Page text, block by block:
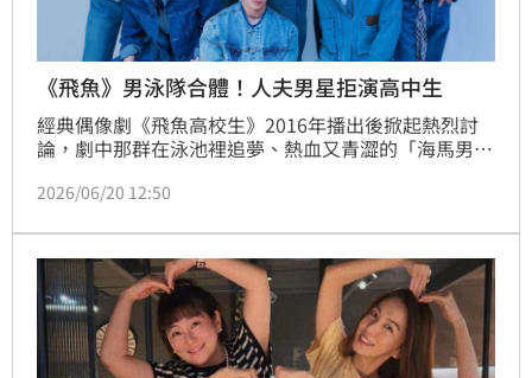
《飛魚》男泳隊合體！人夫男星拒演高中生
經典偶像劇《飛魚高校生》2016年播出後掀起熱烈討
論，劇中那群在泳池裡追夢、熱血又青澀的「海馬男泳
眾難忘的青春回憶。時隔十年，《飛魚高校生》宣布將
呼：「青春真的回來了！」宋亭誼報導
2026/06/20 12:50